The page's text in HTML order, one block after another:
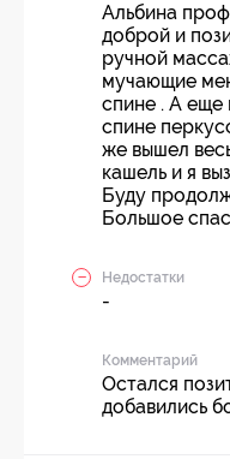
Альбина
доброй и
ручной
мучающие
спине . А
спине
же вышел
кашель и я
Буду
Большое
Недостатки
-
Комментарий
Остался
добавились